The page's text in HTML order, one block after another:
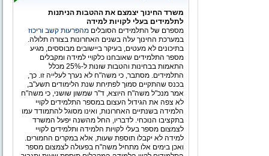
משרד החינוך יצמצם את ההטבות הניתנות
לתלמידים בעלי לקויות למידה
מספרם של התלמידים הסובלים מהפרעות קשב וריכוז
במערכת החינוך עלה בשנים האחרונות בצורה תלולה.
בתיכונים לא מעטים, בעיקר ביישובים מבוססים, מגיע
מספר התלמידים שאובחנו כלקויי למידה ומקבלים
התאמות בבחינות והטבות שונות ל-25% מכלל
התלמידים. מסתבר, כי משה"ח לא נערך לעלייה זו. כך,
בכנס שהתקיים סמוך לפתיחת שנת הלימודים תשע"ב,
אמר מנכ"ל משה"ח היוצא, ד"ר שמשון שושני, כי משה"ח
לא צפה את הגידול העצום במספר התלמידים לקויי
הלמידה בשנתיים האחרונות, ואינו מסוגל להתמודד עמו
בתקציבו הנוכחי. לדבריו, החל מהשנה יפעל המשרד
לצמצום מספר בעלי לקויות הלמידה ותלמידים לקויי
למידה לא יקבלו תוספת שעות, אלא במקרים החמורים.
ואכן בימים אלו מתחיל משה"ח בפעולה לצמצום מספר